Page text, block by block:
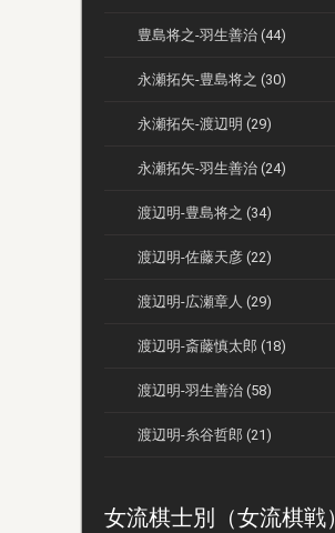
豊島将之-羽生善治 (44)
永瀬拓矢-豊島将之 (30)
永瀬拓矢-渡辺明 (29)
永瀬拓矢-羽生善治 (24)
渡辺明-豊島将之 (34)
渡辺明-佐藤天彦 (22)
渡辺明-広瀬章人 (29)
渡辺明-斎藤慎太郎 (18)
渡辺明-羽生善治 (58)
渡辺明-糸谷哲郎 (21)
女流棋士別（女流棋戦）